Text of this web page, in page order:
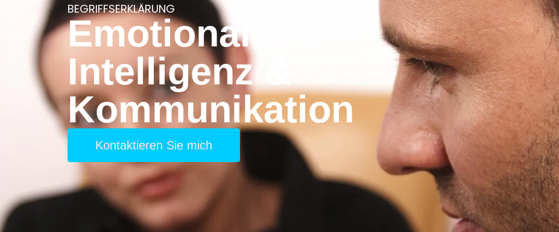
BEGRIFFSERKLÄRUNG
Emotionale
Intelligenz &
Kommunikation
Kontaktieren Sie mich